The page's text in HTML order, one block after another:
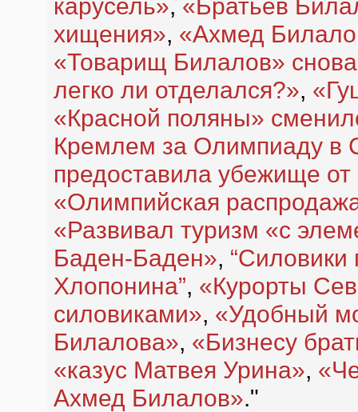
карусель», «Братьев
хищения», «Ахмед
«Товарищ Билалов»
легко ли отделался?»,
«Красной поляны»
Кремлем за Олимпиаду в
предоставила убежище от
«Олимпийская
«Развивал туризм «с
Баден-Баден», “Силовики
Хлопонина”, «Курорты
силовиками», «Удобный
Билалова», «Бизнесу
«казус Матвея Урина»,
Ахмед Билалов»."